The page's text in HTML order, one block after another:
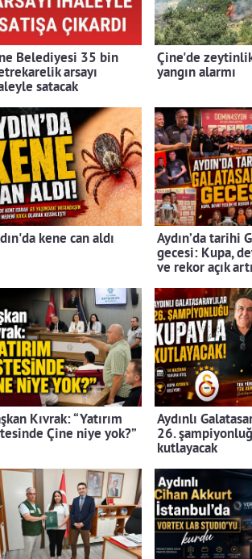
Belediyesi 35 bin
arsayı
satacak
Çine'de
yangın alarmı
kene can aldı
Aydın’da tarihi
gecesi: Kupa,
ve rekor açık
Kıvrak: “Yatırım
Çine niye yok?”
Aydınlı
26.
kutlayacak